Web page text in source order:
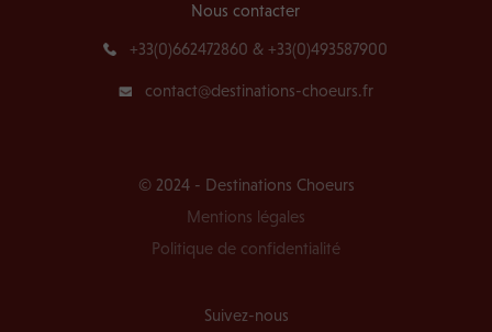
Nous contacter
+33(0)662472860 & +33(0)493587900
contact@destinations-choeurs.fr
© 2024 - Destinations Choeurs
Mentions légales
Politique de confidentialité
Suivez-nous